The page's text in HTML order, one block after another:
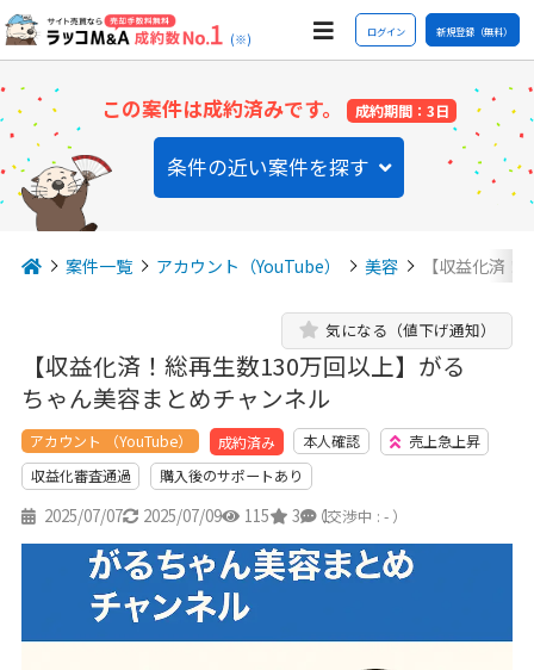
(※) ログイン 新規登録（無料）
この案件は成約済みです。 成約期間：3日
条件の近い案件を探す
案件一覧 アカウント（YouTube） 美容 【収益化済
【収益化済！総再生数130万回以上】がる
ちゃん美容まとめチャンネル
気になる（値下げ通知）
アカウント （YouTube） 成約済み 本人確認
売上急上昇
収益化審査通過
購入後のサポートあり
2025/07/07 2025/07/09 115 3 1
（交渉中 : - ）